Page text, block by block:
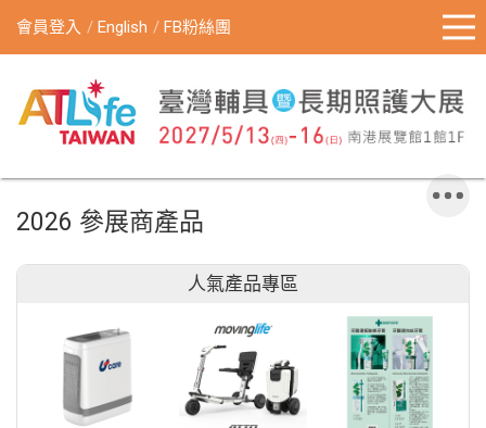
會員登入 English FB粉絲團
2026 參展商產品
人氣產品專區